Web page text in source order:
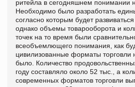
ритейла в сегодняшнем понимании
Необходимо было разработать
согласно которым будет
однако объемы товарооборота и
точек на то время были
всеобъемлющего понимания, как
цивилизованные форматы
было. Количество
году составляло около 52 тыс., а
современных форматов торговли